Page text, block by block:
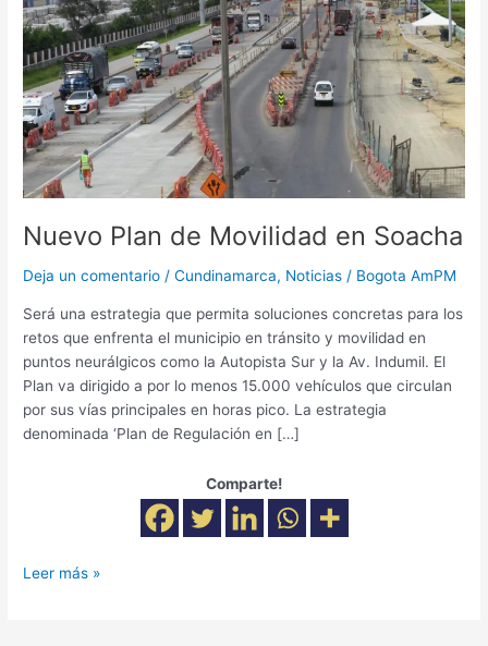
Nuevo Plan de Movilidad en Soacha
Deja un comentario /Cundinamarca, Noticias / Bogota AmPM
Será una estrategia que permita soluciones concretas para los
retos que enfrenta el municipio en tránsito y movilidad en
puntos neurálgicos como la Autopista Sur y la Av. Indumil. El
Plan va dirigido a por lo menos 15.000 vehículos que circulan
por sus vías principales en horas pico. La estrategia
denominada ‘Plan de Regulación en […]
Comparte!
de
Movilidad
en
Soacha
Leer más »